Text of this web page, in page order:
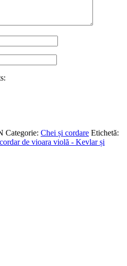
Categorie: Chei și cordare Etichetă:
de vioara violă - Kevlar și